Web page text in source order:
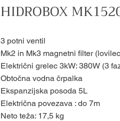
HIDROBOX
3 potni ventil
Mk2 in Mk3 magnetni filter
Električni grelec 3kW: 380W (3
Obtočna vodna črpalka
Ekspanzijska posoda 5L
Električna povezava : do 7m
Neto teža: 17,5 kg